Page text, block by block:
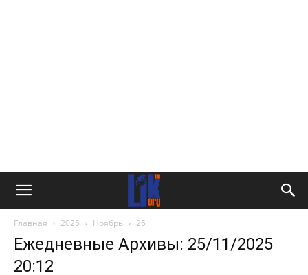
Главная 2025 Ноябрь 25
Ежедневные Архивы: 25/11/2025
20:12